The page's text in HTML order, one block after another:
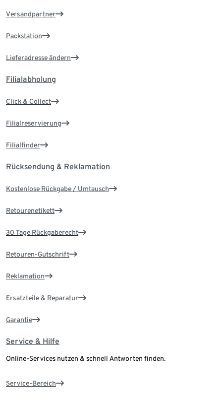
Versandpartner
Packstation
Lieferadresse ändern
Filialabholung
Click & Collect
Filialreservierung
Filialfinder
Rücksendung & Reklamation
Kostenlose Rückgabe / Umtausch
Retourenetikett
30 Tage Rückgaberecht
Retouren-Gutschrift
Reklamation
Ersatzteile & Reparatur
Garantie
Service & Hilfe
Online-Services nutzen & schnell Antworten finden.
Service-Bereich